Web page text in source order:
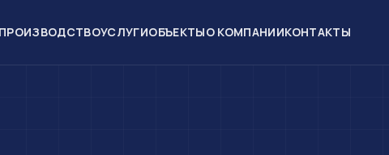
УСЛУГИОБЪЕКТЫО КОМПАНИИКОНТАКТЫ